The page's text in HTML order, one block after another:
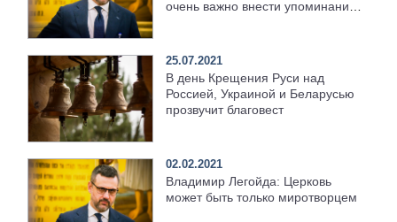
очень важно внести упоминание
25.07.2021
В день Крещения Руси над
Россией, Украиной и Беларусью
прозвучит благовест
02.02.2021
Владимир Легойда: Церковь
может быть только миротворцем